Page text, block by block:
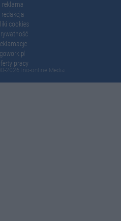
reklama
redakcja
cookies
gowork.pl
pracy
2026 Ino-online Media